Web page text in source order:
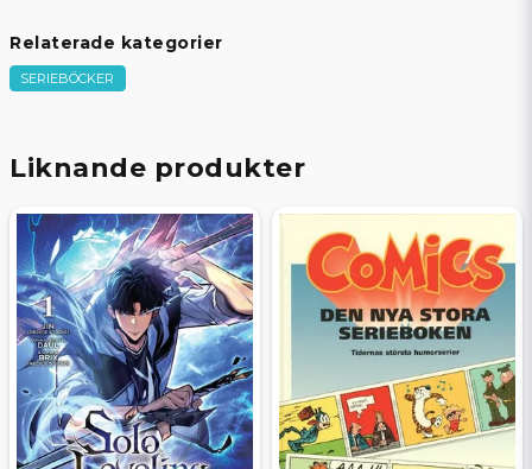
Relaterade kategorier
SERIEBÖCKER
Liknande produkter